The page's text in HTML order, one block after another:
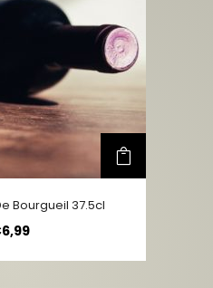
Bourgueil 37.5cl
6,99